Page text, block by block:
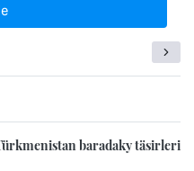
baradaky täsirleri